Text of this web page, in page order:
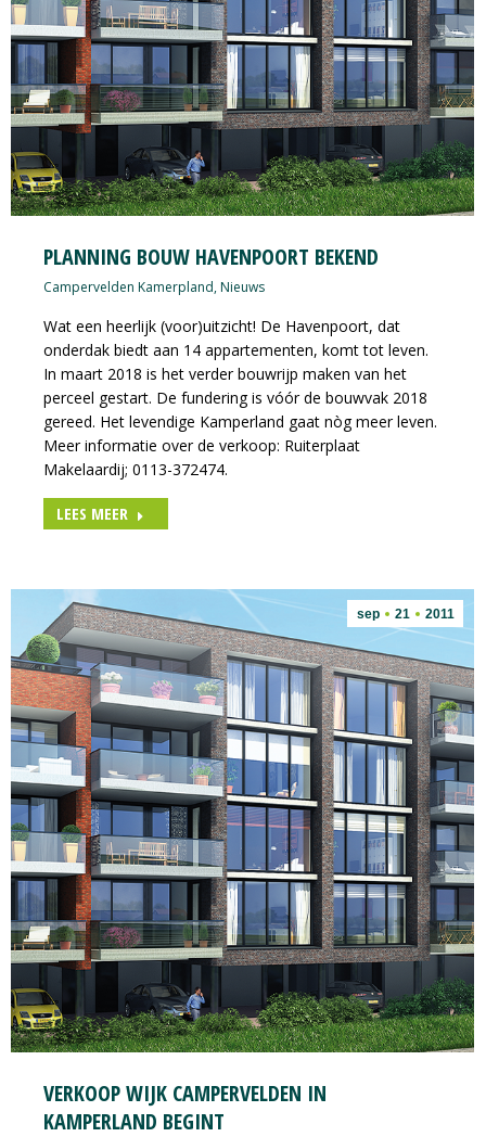
PLANNING BOUW HAVENPOORT BEKEND
Campervelden Kamerpland, Nieuws
Wat een heerlijk (voor)uitzicht! De Havenpoort, dat
onderdak biedt aan 14 appartementen, komt tot leven.
In maart 2018 is het verder bouwrijp maken van het
perceel gestart. De fundering is vóór de bouwvak 2018
gereed. Het levendige Kamperland gaat nòg meer leven.
Meer informatie over de verkoop: Ruiterplaat
Makelaardij; 0113-372474.
LEES MEER
sep 21 2011
VERKOOP WIJK CAMPERVELDEN IN
KAMPERLAND BEGINT